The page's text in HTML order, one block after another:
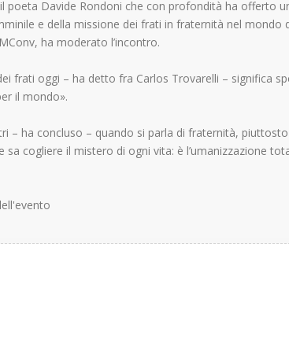
poeta Davide Rondoni che con profondità ha offerto
e della missione dei frati in fraternità nel mondo
ha moderato l’incontro.
frati oggi – ha detto fra Carlos Trovarelli – significa
il mondo».
– ha concluso – quando si parla di fraternità,
sa cogliere il mistero di ogni vita: è l’umanizzazione